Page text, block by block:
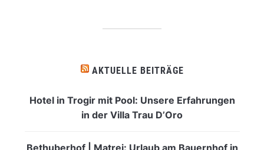
AKTUELLE BEITRÄGE
Hotel in Trogir mit Pool: Unsere Erfahrungen
in der Villa Trau D’Oro
Bethuberhof | Matrei: Urlaub am Bauernhof in